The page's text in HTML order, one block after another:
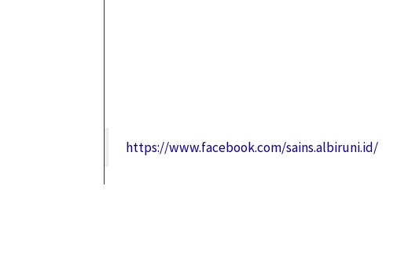
https://www.facebook.com/sains.albiruni.id/